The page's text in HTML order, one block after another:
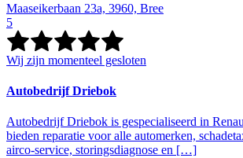
Maaseikerbaan 23a, 3960, Bree
5
Wij zijn momenteel gesloten
Autobedrijf Driebok
Autobedrijf Driebok is gespecialiseerd in
bieden reparatie voor alle automerken,
airco-service, storingsdiagnose en […]